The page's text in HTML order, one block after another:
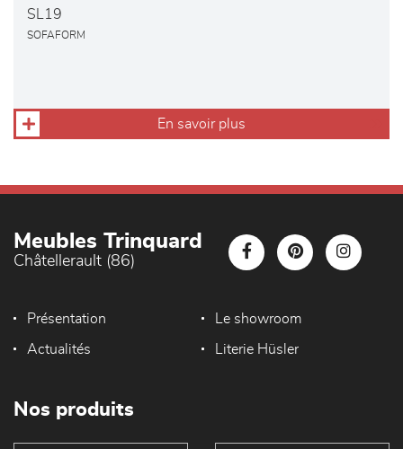
SL19
SOFAFORM
En savoir plus
Meubles Trinquard
Châtellerault (86)
Présentation Le showroom
Actualités Literie Hüsler
Nos produits